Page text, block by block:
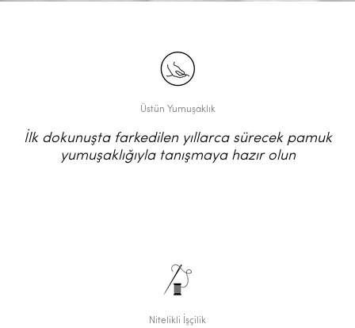
Üstün Yumuşaklık
İlk dokunuşta farkedilen yıllarca sürecek pamuk
yumuşaklığıyla tanışmaya hazır olun
Nitelikli İşçilik